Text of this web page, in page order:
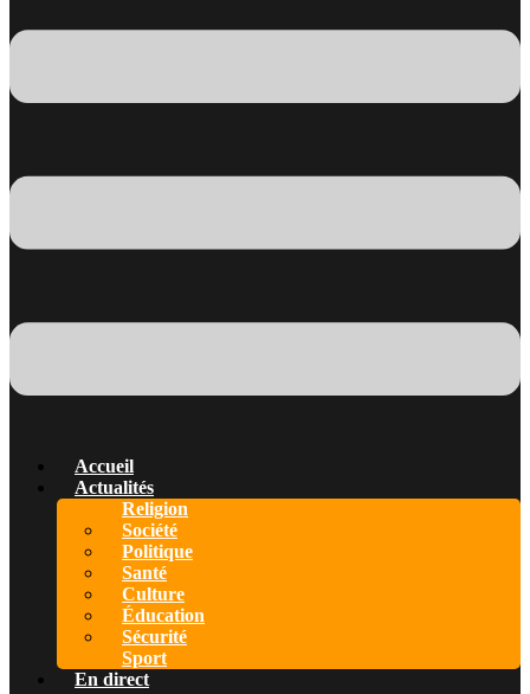
Accueil
Actualités
Religion
Société
Politique
Santé
Culture
Éducation
Sécurité
Sport
En direct